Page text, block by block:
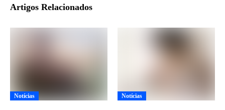
Artigos Relacionados
Notícias Notícias